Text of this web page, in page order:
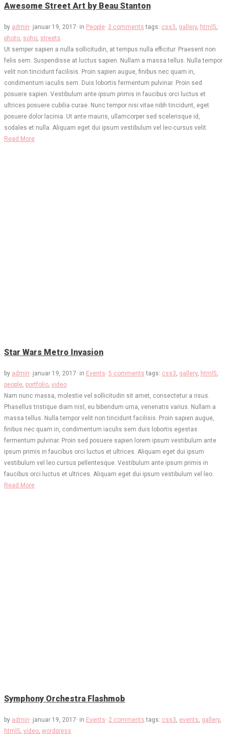
Awesome Street Art by Beau Stanton
by admin· januar 19, 2017· in People· 3 comments tags: css3, gallery, html5,
photo, soho, streets
Ut semper sapien a nulla sollicitudin, at tempus nulla efficitur. Praesent non
felis sem. Suspendisse at luctus sapien. Nullam a massa tellus. Nulla tempor
velit non tincidunt facilisis. Proin sapien augue, finibus nec quam in,
condimentum iaculis sem. Duis lobortis fermentum pulvinar. Proin sed
posuere sapien. Vestibulum ante ipsum primis in faucibus orci luctus et
ultrices posuere cubilia curae. Nunc tempor nisi vitae nibh tincidunt, eget
posuere dolor lacinia. Ut ante mauris, ullamcorper sed scelerisque id,
sodales et nulla. Aliquam eget dui ipsum vestibulum vel leo cursus velit.
Read More
Star Wars Metro Invasion
by admin· januar 19, 2017· in Events· 5 comments tags: css3, gallery, html5,
people, portfolio, video
Nam nunc massa, molestie vel sollicitudin sit amet, consectetur a risus.
Phasellus tristique diam nisl, eu bibendum urna, venenatis varius. Nullam a
massa tellus. Nulla tempor velit non tincidunt facilisis. Proin sapien augue,
finibus nec quam in, condimentum iaculis sem duis lobortis egestas
fermentum pulvinar. Proin sed posuere sapien lorem ipsum vestibulum ante
ipsum primis in faucibus orci luctus et ultrices. Aliquam eget dui ipsum
vestibulum vel leo cursus pellentesque. Vestibulum ante ipsum primis in
faucibus orci luctus et ultrices. Aliquam eget dui ipsum vestibulum vel leo.
Read More
Symphony Orchestra Flashmob
by admin· januar 19, 2017· in Events· 2 comments tags: css3, events, gallery,
html5, video, wordpress